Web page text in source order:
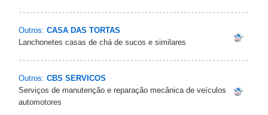
Outros: CASA DAS TORTAS
Lanchonetes casas de chá de sucos e similares
Outros: CBS SERVICOS
Serviços de manutenção e reparação mecânica de veículos
automotores